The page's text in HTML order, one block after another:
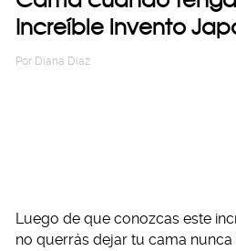
Increíble invento
Por Diana Diaz
Luego de que conozcas este
no querrás dejar tu cama